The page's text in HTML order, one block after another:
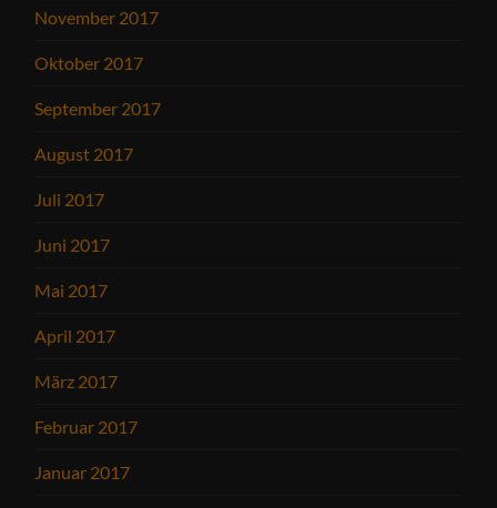
November 2017
Oktober 2017
September 2017
August 2017
Juli 2017
Juni 2017
Mai 2017
April 2017
März 2017
Februar 2017
Januar 2017